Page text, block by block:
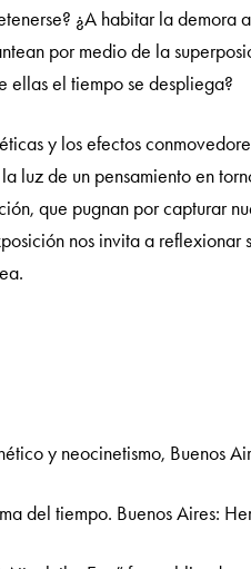
¿A habitar la demora
por medio de la
ellas el tiempo se despliega?
y los efectos
luz de un pensamiento en
que pugnan por capturar
nos invita a
y neocinetismo, Buenos
del tiempo. Buenos Aires: